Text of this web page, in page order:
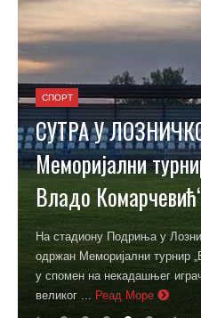
ДРУШТВО
ИЗ ГРАДСКЕ
стогодишње
Током јучерашњег боравка у
Драгана Лукић испунила је
стогодишњу Мирјану
дочекала на капији. ... Реад